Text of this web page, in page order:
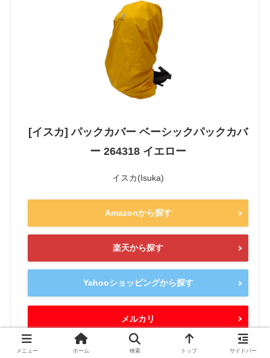
[イスカ] パックカバー ベーシックパックカバ
ー 264318 イエロー
イスカ(Isuka)
Amazonから探す
楽天から探す
Yahooショッピングから探す
メルカリ
メニュー ホーム 検索 トップ サイドバー